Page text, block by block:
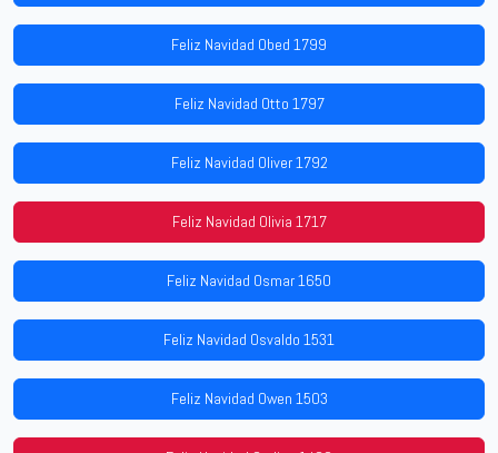
Feliz Navidad Obed 1799
Feliz Navidad Otto 1797
Feliz Navidad Oliver 1792
Feliz Navidad Olivia 1717
Feliz Navidad Osmar 1650
Feliz Navidad Osvaldo 1531
Feliz Navidad Owen 1503